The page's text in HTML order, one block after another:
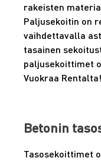
rakeisten
Paljusekoitin on
vaihdettavalla
tasainen
paljusekoittimet
Vuokraa Rentalta!
Betonin
Tasosekoittimet